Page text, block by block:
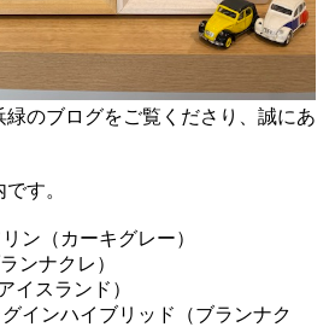
のブログをご覧くださり、誠にあ
す。
ン（カーキグレー）
ンナクレ）
イスランド）
グインハイブリッド（ブランナク